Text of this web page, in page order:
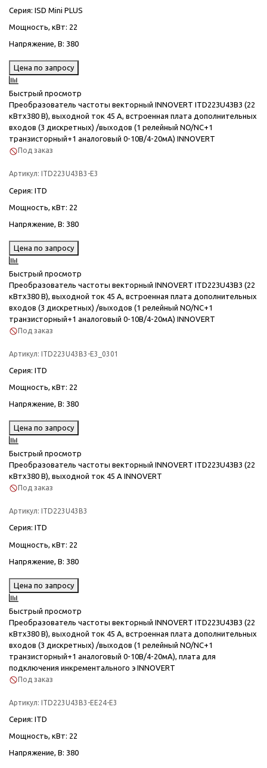
Серия: ISD Mini PLUS
Мощность, кВт: 22
Напряжение, В: 380
Цена по запросу
Быстрый просмотр
Преобразователь частоты векторный INNOVERT ITD223U43B3 (22
кВтx380 В), выходной ток 45 А, встроенная плата дополнительных
входов (3 дискретных) /выходов (1 релейный NO/NC+1
транзисторный+1 аналоговый 0-10В/4-20мА) INNOVERT
Под заказ
Артикул: ITD223U43B3-E3
Серия: ITD
Мощность, кВт: 22
Напряжение, В: 380
Цена по запросу
Быстрый просмотр
Преобразователь частоты векторный INNOVERT ITD223U43B3 (22
кВтx380 В), выходной ток 45 А, встроенная плата дополнительных
входов (3 дискретных) /выходов (1 релейный NO/NC+1
транзисторный+1 аналоговый 0-10В/4-20мА) INNOVERT
Под заказ
Артикул: ITD223U43B3-E3_0301
Серия: ITD
Мощность, кВт: 22
Напряжение, В: 380
Цена по запросу
Быстрый просмотр
Преобразователь частоты векторный INNOVERT ITD223U43B3 (22
кВтx380 В), выходной ток 45 А INNOVERT
Под заказ
Артикул: ITD223U43B3
Серия: ITD
Мощность, кВт: 22
Напряжение, В: 380
Цена по запросу
Быстрый просмотр
Преобразователь частоты векторный INNOVERT ITD223U43B3 (22
кВтx380 В), выходной ток 45 А, встроенная плата дополнительных
входов (3 дискретных) /выходов (1 релейный NO/NC+1
транзисторный+1 аналоговый 0-10В/4-20мА), плата для
подключения инкрементального э INNOVERT
Под заказ
Артикул: ITD223U43B3-EE24-E3
Серия: ITD
Мощность, кВт: 22
Напряжение, В: 380